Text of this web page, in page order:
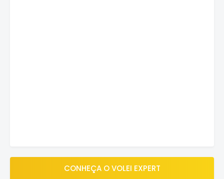
CONHEÇA O VOLEI EXPERT